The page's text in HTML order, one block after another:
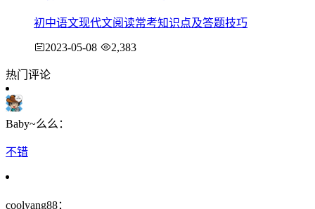
初中语文现代文阅读常考知识点及答题技巧
2023-05-08 2,383
热门评论
Baby~么么：
不错
coolyang88：